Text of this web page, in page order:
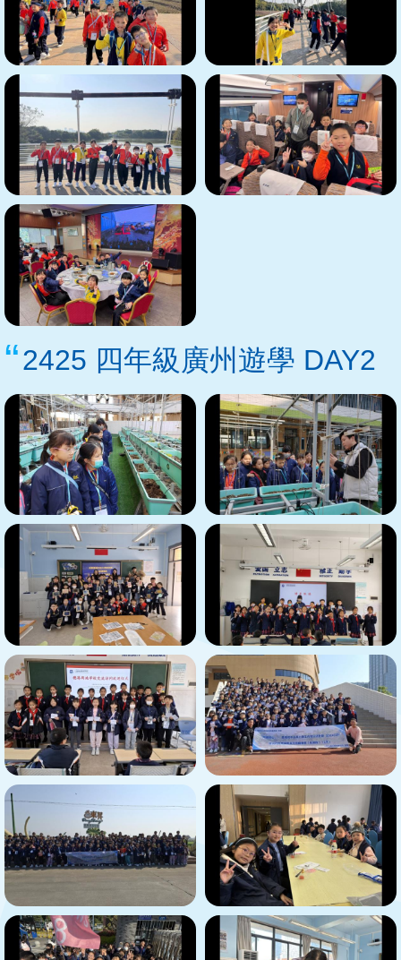
2425 四年級廣州遊學 DAY2